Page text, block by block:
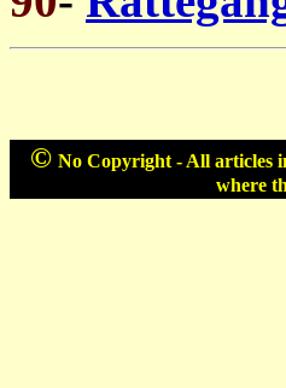
© No Copyright - All articles
where